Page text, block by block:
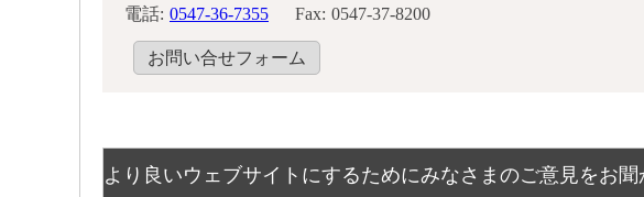
電話: 0547-36-7355 Fax: 0547-37-8200
お問い合せフォーム
より良いウェブサイトにするためにみなさまのご意見をお